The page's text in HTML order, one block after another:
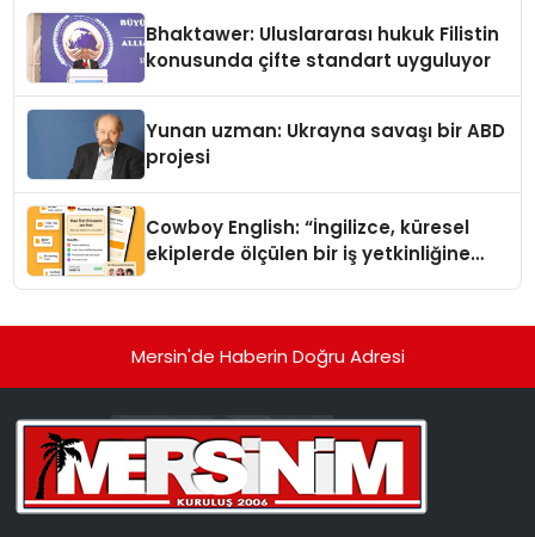
Bhaktawer: Uluslararası hukuk Filistin
konusunda çifte standart uyguluyor
Yunan uzman: Ukrayna savaşı bir ABD
projesi
Cowboy English: “İngilizce, küresel
ekiplerde ölçülen bir iş yetkinliğine
Mersin'de Haberin Doğru Adresi